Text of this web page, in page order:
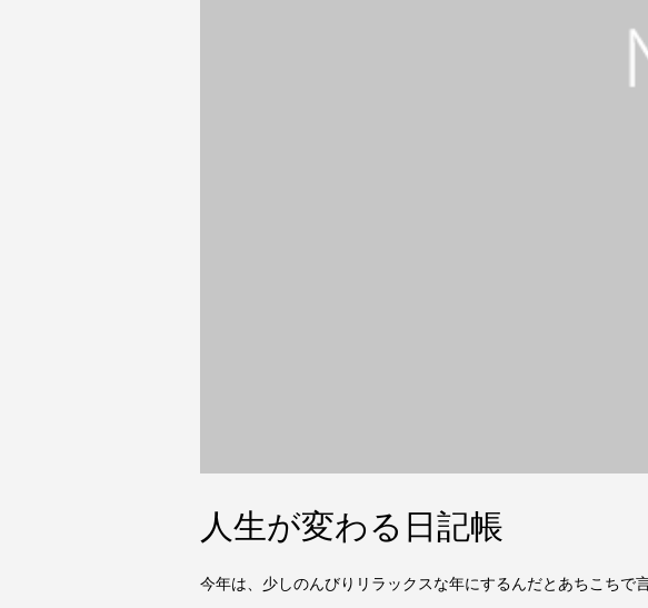
人生が変わる日記帳
今年は、少しのんびりリラックスな年にするんだとあちこち